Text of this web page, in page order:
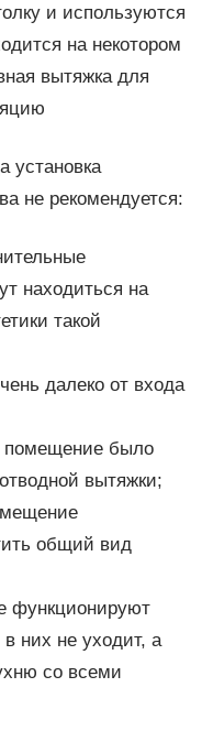
и используются
на некотором
вытяжка для
установка
не рекомендуется:
находиться на
такой
далеко от входа
помещение было
вытяжки;
общий вид
функционируют
них не уходит, а
со всеми